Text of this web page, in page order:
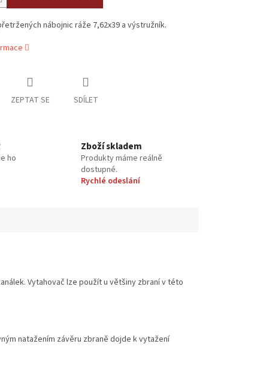
nábojnic ráže 7,62x39 a výstružník.
ZEPTAT SE SDÍLET
ho
Zboží skladem
Produkty máme reálně
dostupné.
Rychlé odeslání
Vytahovač lze použít u většiny zbraní v této
natažením závěru zbraně dojde k vytažení